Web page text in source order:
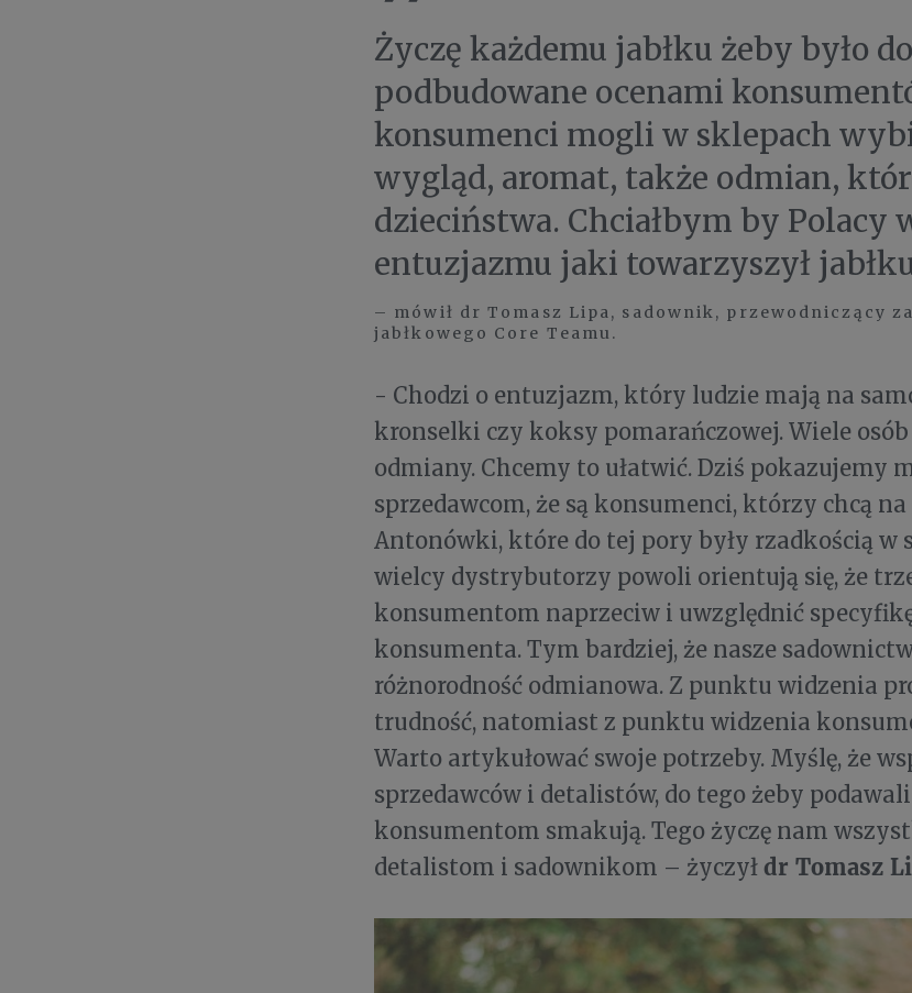
Życzę każdemu jabłku żeby było
podbudowane ocenami
konsumenci mogli w sklepach
wygląd, aromat, także odmian,
dzieciństwa. Chciałbym by Polacy
entuzjazmu jaki towarzyszył
– mówił dr Tomasz Lipa, sadownik, przewodniczący
jabłkowego Core Teamu.
- Chodzi o entuzjazm, który ludzie mają na
kronselki czy koksy pomarańczowej. Wiele
odmiany. Chcemy to ułatwić. Dziś pokazujemy
sprzedawcom, że są konsumenci, którzy chcą
Antonówki, które do tej pory były rzadkością w
wielcy dystrybutorzy powoli orientują się, że
konsumentom naprzeciw i uwzględnić
konsumenta. Tym bardziej, że nasze
różnorodność odmianowa. Z punktu widzenia
trudność, natomiast z punktu widzenia
Warto artykułować swoje potrzeby. Myślę, że
sprzedawców i detalistów, do tego żeby
konsumentom smakują. Tego życzę nam
detalistom i sadownikom – życzył dr Tomasz